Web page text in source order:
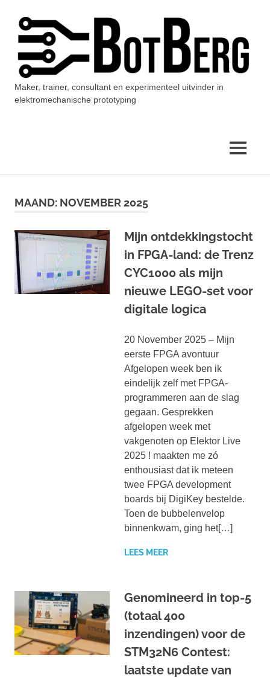
inhoud
BotBerg
Maker, trainer, consultant en experimenteel uitvinder in
elektromechanische prototyping
MENU
MAAND: NOVEMBER 2025
Mijn ontdekkingstocht
in FPGA-land: de Trenz
CYC1000 als mijn
nieuwe LEGO-set voor
digitale logica
20 November 2025 – Mijn
eerste FPGA avontuur
Afgelopen week ben ik
eindelijk zelf met FPGA-
programmeren aan de slag
gegaan. Gesprekken
afgelopen week met
vakgenoten op Elektor Live
2025 ! maakten me zó
enthousiast dat ik meteen
twee FPGA development
boards bij DigiKey bestelde.
Toen de bubbelenvelop
binnenkwam, ging het[…]
LEES MEER
Genomineerd in top-5
(totaal 400
inzendingen) voor de
STM32N6 Contest:
laatste update van